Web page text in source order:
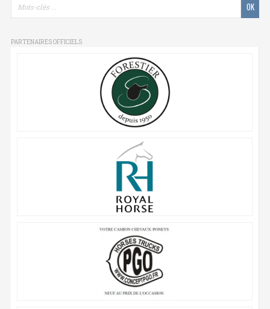
PARTENAIRES OFFICIELS